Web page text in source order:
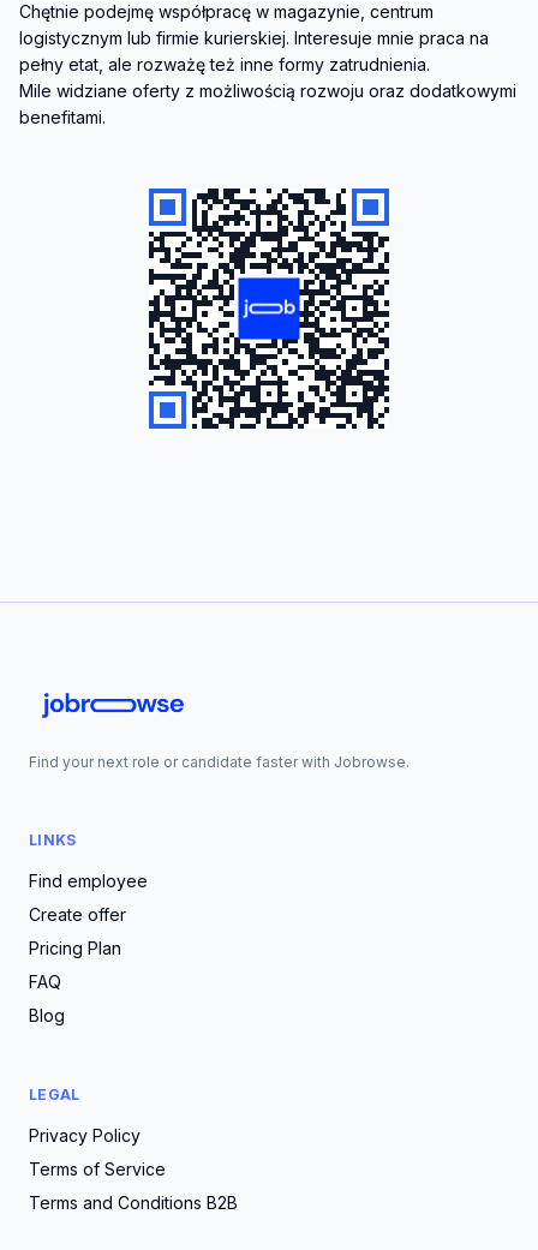
Chętnie podejmę współpracę w magazynie, centrum
logistycznym lub firmie kurierskiej. Interesuje mnie praca na
pełny etat, ale rozważę też inne formy zatrudnienia.
Mile widziane oferty z możliwością rozwoju oraz dodatkowymi
benefitami.
Find your next role or candidate faster with Jobrowse.
LINKS
Find employee
Create offer
Pricing Plan
FAQ
Blog
LEGAL
Privacy Policy
Terms of Service
Terms and Conditions B2B